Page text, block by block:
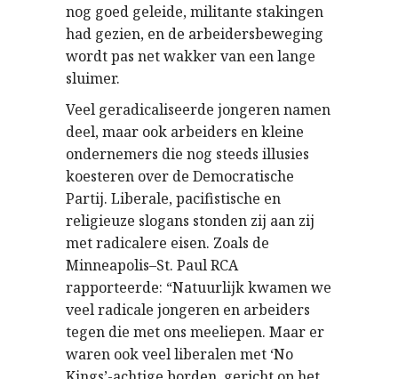
nog goed geleide, militante stakingen
had gezien, en de arbeidersbeweging
wordt pas net wakker van een lange
sluimer.
Veel geradicaliseerde jongeren namen
deel, maar ook arbeiders en kleine
ondernemers die nog steeds illusies
koesteren over de Democratische
Partij. Liberale, pacifistische en
religieuze slogans stonden zij aan zij
met radicalere eisen. Zoals de
Minneapolis–St. Paul RCA
rapporteerde: “Natuurlijk kwamen we
veel radicale jongeren en arbeiders
tegen die met ons meeliepen. Maar er
waren ook veel liberalen met ‘No